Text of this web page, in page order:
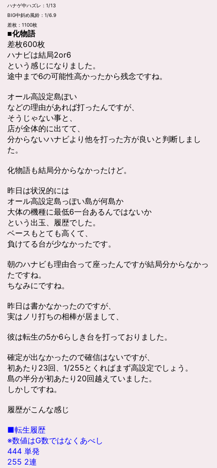
ハナゲ中ハズレ：1/13
BIG中斜め風鈴：1/6.9
差枚：1100枚
■化物語
差枚600枚
ハナビは結局2or6
という感じになりました。
途中まで6の可能性高かったから残念ですね。
オール高設定島ぽい
などの理由があれば打ったんですが、
そうじゃない事と、
店が全体的に出てて、
分からないハナビより他を打った方が良いと判断しまし
た。
化物語も結局分からなかったけど。
昨日は状況的には
オール高設定島っぽい島が何島か
大体の機種に最低6一台あるんではないか
という出玉、履歴でした。
ベースもとても高くて、
負けてる台が少なかったです。
朝のハナビも理由合って座ったんですが結局分からなかっ
たですね。
ちなみにですね。
昨日は書かなかったのですが、
実はノリ打ちの相棒が居まして、
彼は転生の5か6らしき台を打っておりました。
確定が出なかったので確信はないですが、
初あたり23回、1/255とくればまず高設定でしょう。
島の半分が初あたり20回越えていました。
しかしですね。
履歴がこんな感じ
■転生履歴
※数値はG数ではなくあべし
444 単発
255 2連